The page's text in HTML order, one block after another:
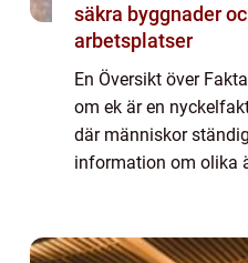
säkra byggnader
arbetsplatser
En Översikt över
om ek är en
där människor
information om olika